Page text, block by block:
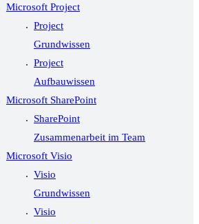
Microsoft Project
Project
Grundwissen
Project
Aufbauwissen
Microsoft SharePoint
SharePoint
Zusammenarbeit im Team
Microsoft Visio
Visio
Grundwissen
Visio